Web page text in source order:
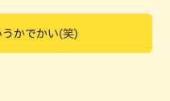
かでかい(笑)